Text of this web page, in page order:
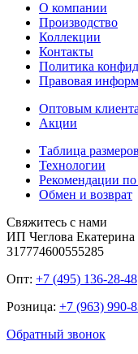
О компании
Производство
Коллекции
Контакты
Политика
Правовая
Оптовым
Акции
Таблица размеров
Технологии
Рекомендации по
Обмен и возврат
Свяжитесь с нами
ИП Чеглова
317774600555285
Опт: +7 (495) 136-28-48
Розница: +7 (963) 990-
Обратный звонок